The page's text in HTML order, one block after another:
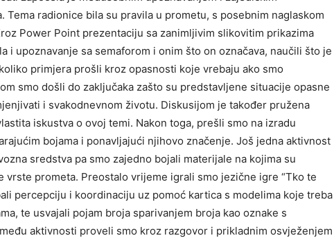
Tema radionice bila su pravila u prometu, s posebnim naglaskom
Power Point prezentaciju sa zanimljivim slikovitim prikazima
i upoznavanje sa semaforom i onim što on označava, naučili što je
primjera prošli kroz opasnosti koje vrebaju ako smo
smo došli do zaključaka zašto su predstavljene situacije opasne
i svakodnevnom životu. Diskusijom je također pružena
iskustva o ovoj temi. Nakon toga, prešli smo na izradu
bojama i ponavljajući njihovo značenje. Još jedna aktivnost
sredstva pa smo zajedno bojali materijale na kojima su
vrste prometa. Preostalo vrijeme igrali smo jezične igre “Tko te
percepciju i koordinaciju uz pomoć kartica s modelima koje treba
te usvajali pojam broja sparivanjem broja kao oznake s
aktivnosti proveli smo kroz razgovor i prikladnim osvježenjem